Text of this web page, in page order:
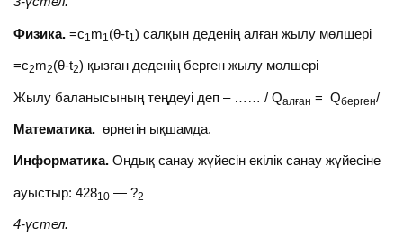
Физика. =c1m1(θ-t1) салқын деденің алған жылу мөлшері
=c2m2(θ-t2) қызған деденің берген жылу мөлшері
Жылу баланысының теңдеуі деп – …… / Qалған = Qберген/
Математика. өрнегін ықшамда.
Информатика. Ондық санау жүйесін екілік санау жүйесіне
ауыстыр: 42810 — ?2
4-үстел.